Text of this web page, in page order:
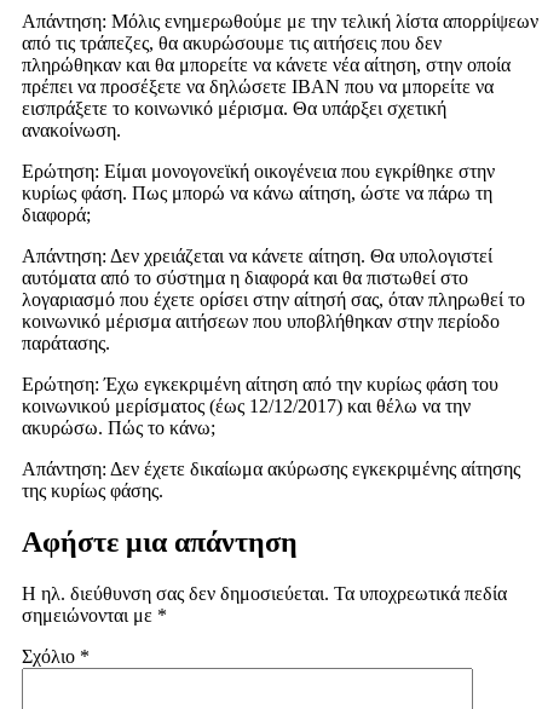
Απάντηση: Μόλις ενημερωθούμε με την τελική λίστα απορρίψεων
από τις τράπεζες, θα ακυρώσουμε τις αιτήσεις που δεν
πληρώθηκαν και θα μπορείτε να κάνετε νέα αίτηση, στην οποία
πρέπει να προσέξετε να δηλώσετε ΙΒΑΝ που να μπορείτε να
εισπράξετε το κοινωνικό μέρισμα. Θα υπάρξει σχετική
ανακοίνωση.
Ερώτηση: Είμαι μονογονεϊκή οικογένεια που εγκρίθηκε στην
κυρίως φάση. Πως μπορώ να κάνω αίτηση, ώστε να πάρω τη
διαφορά;
Απάντηση: Δεν χρειάζεται να κάνετε αίτηση. Θα υπολογιστεί
αυτόματα από το σύστημα η διαφορά και θα πιστωθεί στο
λογαριασμό που έχετε ορίσει στην αίτησή σας, όταν πληρωθεί το
κοινωνικό μέρισμα αιτήσεων που υποβλήθηκαν στην περίοδο
παράτασης.
Ερώτηση: Έχω εγκεκριμένη αίτηση από την κυρίως φάση του
κοινωνικού μερίσματος (έως 12/12/2017) και θέλω να την
ακυρώσω. Πώς το κάνω;
Απάντηση: Δεν έχετε δικαίωμα ακύρωσης εγκεκριμένης αίτησης
της κυρίως φάσης.
Αφήστε μια απάντηση
Η ηλ. διεύθυνση σας δεν δημοσιεύεται. Τα υποχρεωτικά πεδία
σημειώνονται με *
Σχόλιο *